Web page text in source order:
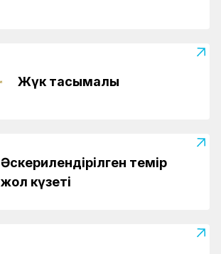
Жүк тасымалы
Әскерилендірілген темір
жол күзеті